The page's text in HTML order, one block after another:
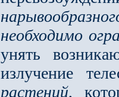
необходимо
унять
излучение
растений,